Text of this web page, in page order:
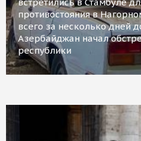
противостояния в
всего за несколько дней
Азербайджан начал
республики